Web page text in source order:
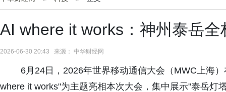
AI where it works：神州泰岳
2026-06-30 20:43 来源： 中华财经网
6月24日，2026年世界移动通信大会（MWC上海
where it works"为主题亮相本次大会，集中展示"泰岳灯